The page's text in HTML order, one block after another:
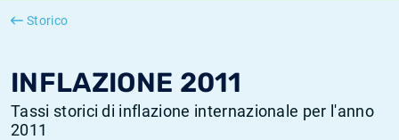
Storico
INFLAZIONE 2011
Tassi storici di inflazione internazionale per l'anno
2011
SONIA
Inflazione Stati Uniti
Tassi storici di TONAR